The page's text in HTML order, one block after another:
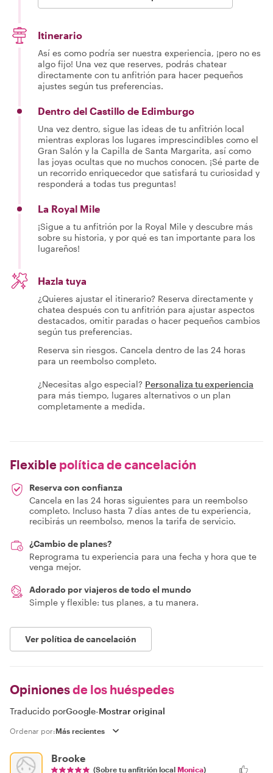
Itinerario
Así es como podría ser nuestra experiencia, ¡pero no es
algo fijo! Una vez que reserves, podrás chatear
directamente con tu anfitrión para hacer pequeños
ajustes según tus preferencias.
Dentro del Castillo de Edimburgo
Una vez dentro, sigue las ideas de tu anfitrión local
mientras exploras los lugares imprescindibles como el
Gran Salón y la Capilla de Santa Margarita, así como
las joyas ocultas que no muchos conocen. ¡Sé parte de
un recorrido enriquecedor que satisfará tu curiosidad y
responderá a todas tus preguntas!
La Royal Mile
¡Sigue a tu anfitrión por la Royal Mile y descubre más
sobre su historia, y por qué es tan importante para los
lugareños!
Hazla tuya
¿Quieres ajustar el itinerario? Reserva directamente y
chatea después con tu anfitrión para ajustar aspectos
destacados, omitir paradas o hacer pequeños cambios
según tus preferencias.
Reserva sin riesgos. Cancela dentro de las 24 horas
para un reembolso completo.
¿Necesitas algo especial? Personaliza tu experiencia
para más tiempo, lugares alternativos o un plan
completamente a medida.
Flexible política de cancelación
Reserva con confianza
Cancela en las 24 horas siguientes para un reembolso
completo. Incluso hasta 7 días antes de tu experiencia,
recibirás un reembolso, menos la tarifa de servicio.
¿Cambio de planes?
Reprograma tu experiencia para una fecha y hora que te
venga mejor.
Adorado por viajeros de todo el mundo
Simple y flexible: tus planes, a tu manera.
Ver política de cancelación
Opinionesde los huéspedes
Traducido porGoogle-Mostrar original
Ordenar por:
Brooke
(Sobre tu anfitrión local Monica)